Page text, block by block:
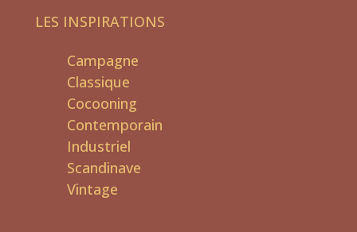
LES INSPIRATIONS
Campagne
Classique
Cocooning
Contemporain
Industriel
Scandinave
Vintage